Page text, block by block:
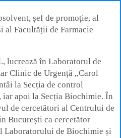
șef de promoție, al
Facultății de Farmacie
lucrează în Laboratorul de
Clinic de Urgență „Carol
la Secția de control
apoi la Secția Biochimie. În
de cercetători al Centrului de
București ca cercetător
de Biochimie și